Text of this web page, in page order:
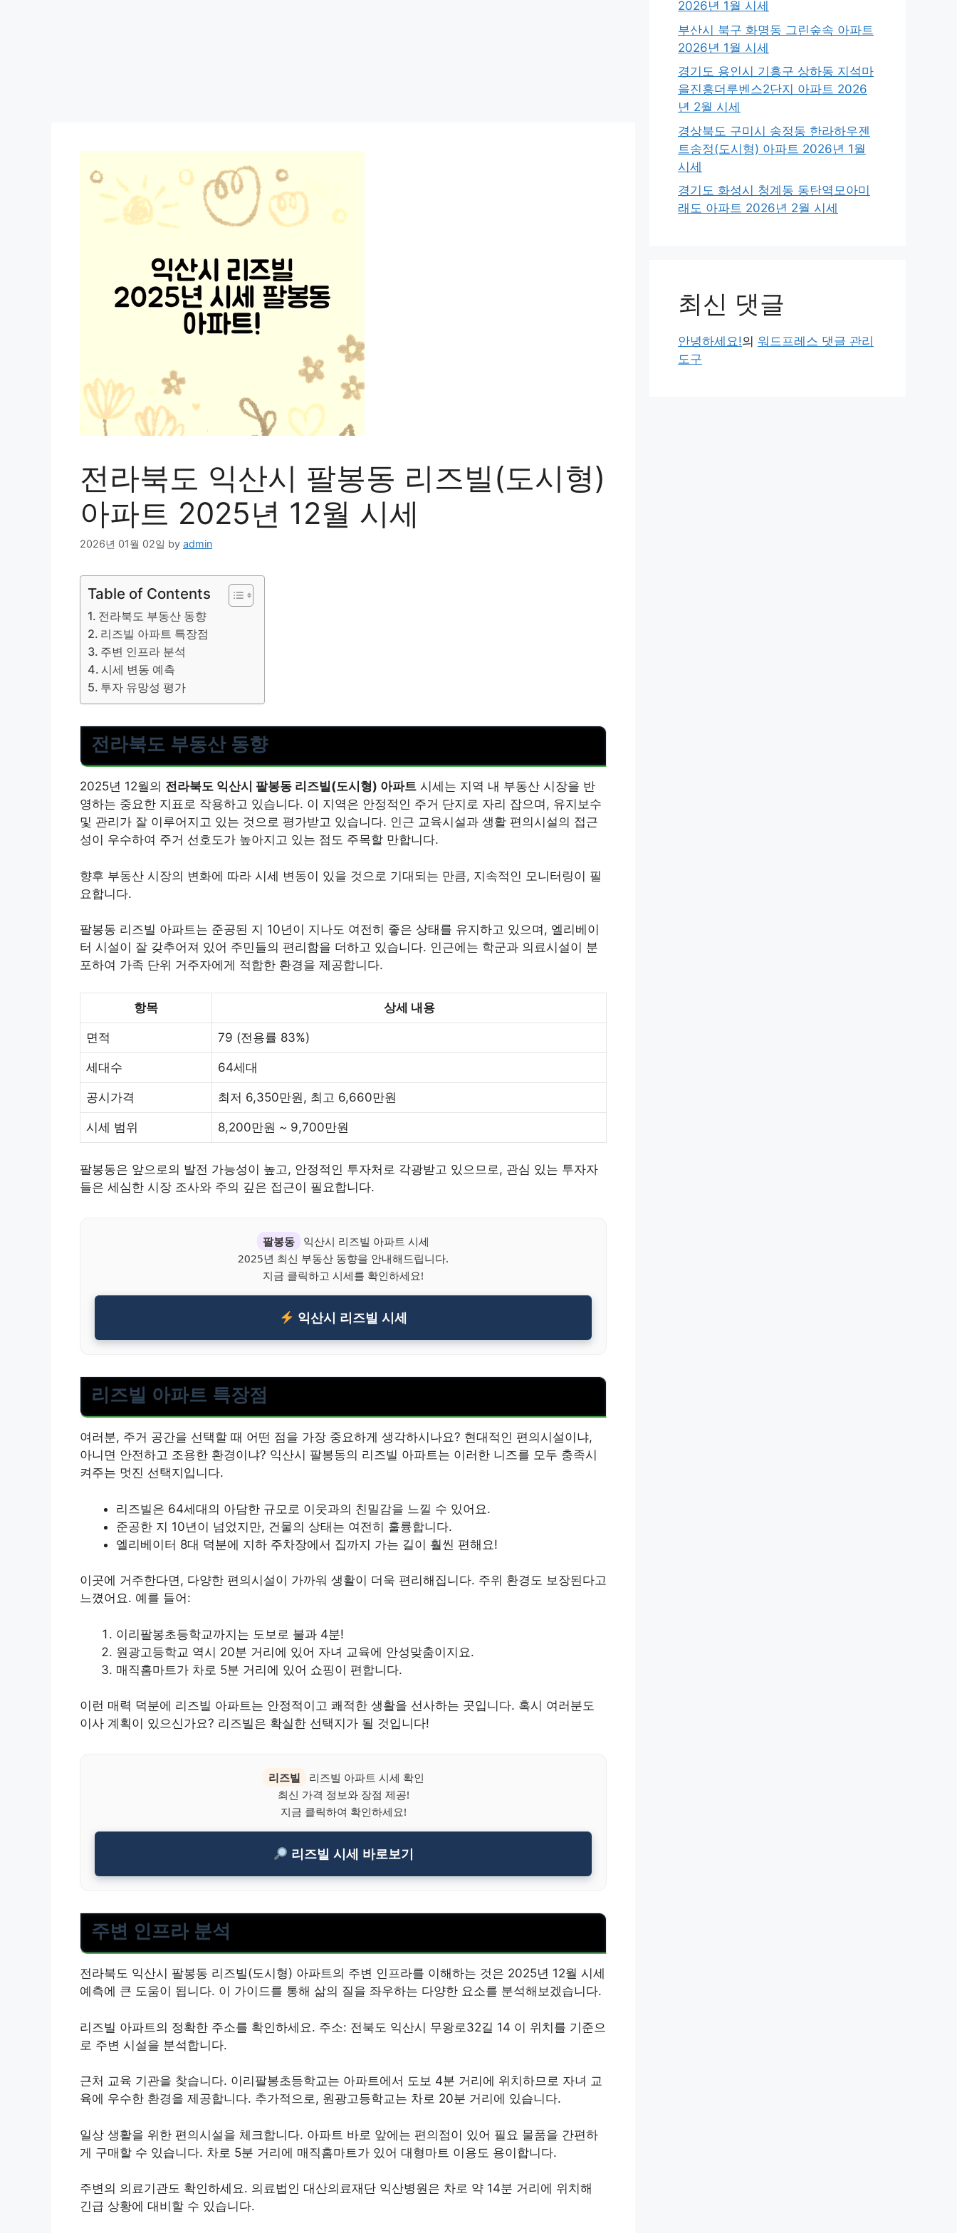
전라북도 익산시 팔봉동 리즈빌(도시형)
아파트 2025년 12월 시세
2026년 01월 02일 by admin
Table of Contents
전라북도 부동산 동향
리즈빌 아파트 특장점
주변 인프라 분석
시세 변동 예측
투자 유망성 평가
전라북도 부동산 동향
2025년 12월의 전라북도 익산시 팔봉동 리즈빌(도시형) 아파트 시세는 지역 내 부동산 시장을 반
영하는 중요한 지표로 작용하고 있습니다. 이 지역은 안정적인 주거 단지로 자리 잡으며, 유지보수
및 관리가 잘 이루어지고 있는 것으로 평가받고 있습니다. 인근 교육시설과 생활 편의시설의 접근
성이 우수하여 주거 선호도가 높아지고 있는 점도 주목할 만합니다.
향후 부동산 시장의 변화에 따라 시세 변동이 있을 것으로 기대되는 만큼, 지속적인 모니터링이 필
요합니다.
팔봉동 리즈빌 아파트는 준공된 지 10년이 지나도 여전히 좋은 상태를 유지하고 있으며, 엘리베이
터 시설이 잘 갖추어져 있어 주민들의 편리함을 더하고 있습니다. 인근에는 학군과 의료시설이 분
포하여 가족 단위 거주자에게 적합한 환경을 제공합니다.
항목 상세 내용
면적 79 (전용률 83%)
세대수 64세대
공시가격 최저 6,350만원, 최고 6,660만원
시세 범위 8,200만원 ~ 9,700만원
팔봉동은 앞으로의 발전 가능성이 높고, 안정적인 투자처로 각광받고 있으므로, 관심 있는 투자자
들은 세심한 시장 조사와 주의 깊은 접근이 필요합니다.
팔봉동
익산시 리즈빌 아파트 시세
2025년 최신 부동산 동향을 안내해드립니다.
지금 클릭하고 시세를 확인하세요!
익산시 리즈빌 시세
리즈빌 아파트 특장점
여러분, 주거 공간을 선택할 때 어떤 점을 가장 중요하게 생각하시나요? 현대적인 편의시설이냐,
아니면 안전하고 조용한 환경이냐? 익산시 팔봉동의 리즈빌 아파트는 이러한 니즈를 모두 충족시
켜주는 멋진 선택지입니다.
리즈빌은 64세대의 아담한 규모로 이웃과의 친밀감을 느낄 수 있어요.
준공한 지 10년이 넘었지만, 건물의 상태는 여전히 훌륭합니다.
엘리베이터 8대 덕분에 지하 주차장에서 집까지 가는 길이 훨씬 편해요!
이곳에 거주한다면, 다양한 편의시설이 가까워 생활이 더욱 편리해집니다. 주위 환경도 보장된다고
느꼈어요. 예를 들어:
이리팔봉초등학교까지는 도보로 불과 4분!
원광고등학교 역시 20분 거리에 있어 자녀 교육에 안성맞춤이지요.
매직홈마트가 차로 5분 거리에 있어 쇼핑이 편합니다.
이런 매력 덕분에 리즈빌 아파트는 안정적이고 쾌적한 생활을 선사하는 곳입니다. 혹시 여러분도
이사 계획이 있으신가요? 리즈빌은 확실한 선택지가 될 것입니다!
리즈빌
리즈빌 아파트 시세 확인
최신 가격 정보와 장점 제공!
지금 클릭하여 확인하세요!
리즈빌 시세 바로보기
주변 인프라 분석
전라북도 익산시 팔봉동 리즈빌(도시형) 아파트의 주변 인프라를 이해하는 것은 2025년 12월 시세
예측에 큰 도움이 됩니다. 이 가이드를 통해 삶의 질을 좌우하는 다양한 요소를 분석해보겠습니다.
리즈빌 아파트의 정확한 주소를 확인하세요. 주소: 전북도 익산시 무왕로32길 14 이 위치를 기준으
로 주변 시설을 분석합니다.
근처 교육 기관을 찾습니다. 이리팔봉초등학교는 아파트에서 도보 4분 거리에 위치하므로 자녀 교
육에 우수한 환경을 제공합니다. 추가적으로, 원광고등학교는 차로 20분 거리에 있습니다.
일상 생활을 위한 편의시설을 체크합니다. 아파트 바로 앞에는 편의점이 있어 필요 물품을 간편하
게 구매할 수 있습니다. 차로 5분 거리에 매직홈마트가 있어 대형마트 이용도 용이합니다.
주변의 의료기관도 확인하세요. 의료법인 대산의료재단 익산병원은 차로 약 14분 거리에 위치해
긴급 상황에 대비할 수 있습니다.
2026년 1월 시세
부산시 북구 화명동 그린숲속 아파트
2026년 1월 시세
경기도 용인시 기흥구 상하동 지석마
을진흥더루벤스2단지 아파트 2026
년 2월 시세
경상북도 구미시 송정동 한라하우젠
트송정(도시형) 아파트 2026년 1월
시세
경기도 화성시 청계동 동탄역모아미
래도 아파트 2026년 2월 시세
최신 댓글
안녕하세요!의 워드프레스 댓글 관리
도구